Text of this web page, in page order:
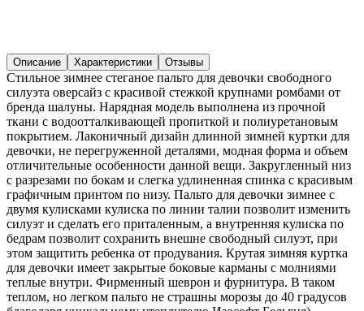
Описание Характеристики Отзывы
Стильное зимнее стеганое пальто для девочки свободного
силуэта оверсайз с красивой стежкой крупнами ромбами от
бренда шалуны. Нарядная модель выполнена из прочной
ткани с водоотталкивающей пропиткой и полиуретановым
покрытием. Лаконичный дизайн длинной зимней куртки для
девочки, не перегруженной деталями, модная форма и объем
отличительные особенности данной вещи. Закругленный низ
с разрезами по бокам и слегка удлиненная спинка с красивым
графичным принтом по низу. Пальто для девочки зимнее с
двумя кулисками кулиска по линии талии позволит изменить
силуэт и сделать его приталенным, а внутренняя кулиска по
бедрам позволит сохранить внешне свободный силуэт, при
этом защитить ребенка от продувания. Крутая зимняя куртка
для девочки имеет закрытые боковые карманы с молниями
теплые внутри. Фирменный шеврон и фурнитура. В таком
теплом, но легком пальто не страшны морозы до 40 градусов